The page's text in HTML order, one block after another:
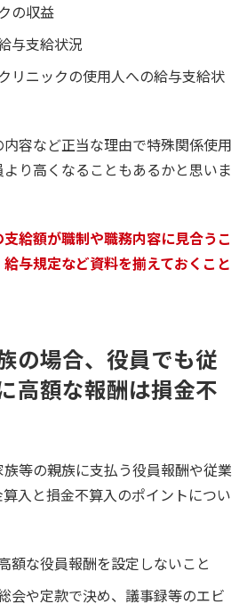
の収益
与支給状況
リニックの使用人への給与支給状
容など正当な理由で特殊関係使用
り高くなることもあるかと思いま
給額が職制や職務内容に見合うこ
与規定など資料を揃えておくこと
の場合、役員でも従
高額な報酬は損金不
等の親族に支払う役員報酬や従業
入と損金不算入のポイントについ
額な役員報酬を設定しないこと
会や定款で決め、議事録等のエビ